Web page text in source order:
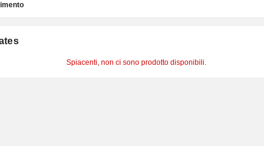
Spiacenti, non ci sono prodotto disponibili.